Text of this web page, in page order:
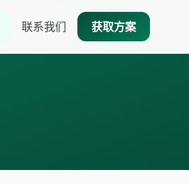
联系我们 获取方案